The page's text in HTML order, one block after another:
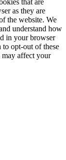
that are
as they are
the website. We
understand how
in your browser
opt-out of these
may affect your